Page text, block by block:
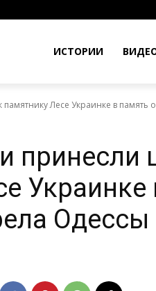
ИСТОРИИ
Лесе Украинке в память
принесли
Украинке
Одессы